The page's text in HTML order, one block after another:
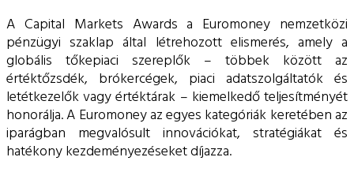
A Capital Markets Awards a Euromoney nemzetközi
pénzügyi szaklap által létrehozott elismerés, amely a
globális tőkepiaci szereplők – többek között az
értéktőzsdék, brókercégek, piaci adatszolgáltatók és
letétkezelők vagy értéktárak – kiemelkedő teljesítményét
honorálja. A Euromoney az egyes kategóriák keretében az
iparágban megvalósult innovációkat, stratégiákat és
hatékony kezdeményezéseket díjazza.